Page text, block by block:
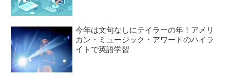
今年は文句なしにテイラーの年！アメリ
カン・ミュージック・アワードのハイラ
イトで英語学習